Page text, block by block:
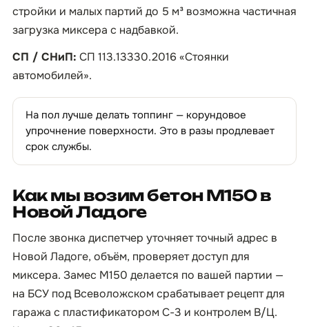
стройки и малых партий до 5 м³ возможна частичная
загрузка миксера с надбавкой.
СП / СНиП: СП 113.13330.2016 «Стоянки
автомобилей».
На пол лучше делать топпинг — корундовое
упрочнение поверхности. Это в разы продлевает
срок службы.
Как мы возим бетон М150 в
Новой Ладоге
После звонка диспетчер уточняет точный адрес в
Новой Ладоге, объём, проверяет доступ для
миксера. Замес М150 делается по вашей партии —
на БСУ под Всеволожском срабатывает рецепт для
гаража с пластификатором С-3 и контролем В/Ц.